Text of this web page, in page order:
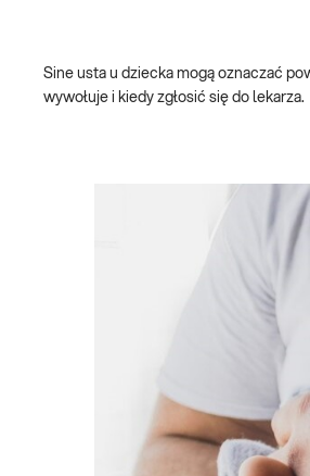
Sine usta u dziecka mogą oznaczać
wywołuje i kiedy zgłosić się do lekarza.